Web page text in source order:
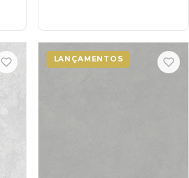
LANÇAMENTOS